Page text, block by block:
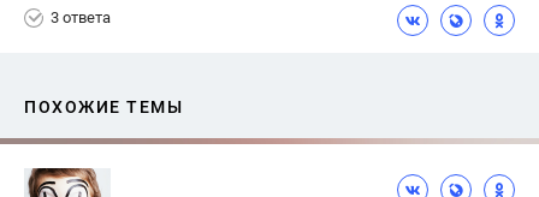
3 ответа
ПОХОЖИЕ ТЕМЫ